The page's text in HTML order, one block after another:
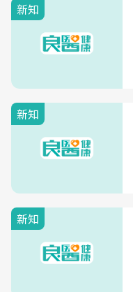
新知
新知
新知